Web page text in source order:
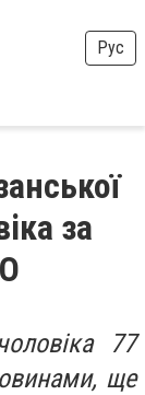
Рус
за
77
ще